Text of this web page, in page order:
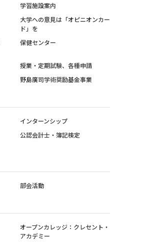
学習施設案内
大学への意見は「オピニオンカー
ド」を
保健センター
授業・定期試験、各種申請
野島廣司学術奨励基金事業
インターンシップ
公認会計士・簿記検定
部会活動
オープンカレッジ：クレセント・
アカデミー